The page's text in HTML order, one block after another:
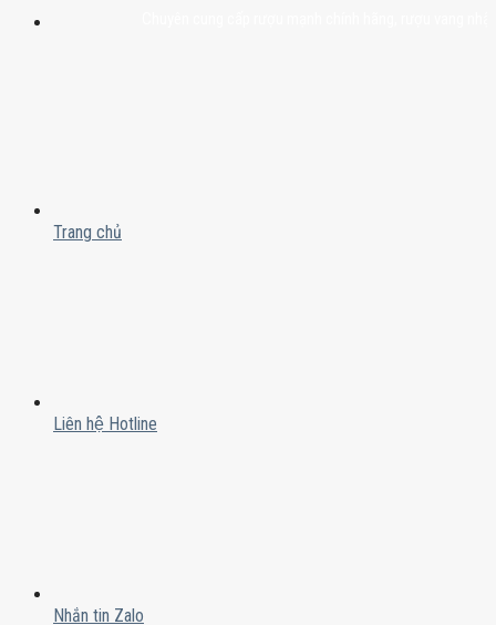
Trang chủ
Liên hệ Hotline
Nhắn tin Zalo